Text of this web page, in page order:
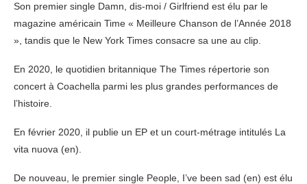
Son premier single Damn, dis-moi / Girlfriend est élu par le
magazine américain Time « Meilleure Chanson de l’Année 2018
», tandis que le New York Times consacre sa une au clip.
En 2020, le quotidien britannique The Times répertorie son
concert à Coachella parmi les plus grandes performances de
l’histoire.
En février 2020, il publie un EP et un court-métrage intitulés La
vita nuova (en).
De nouveau, le premier single People, I’ve been sad (en) est élu